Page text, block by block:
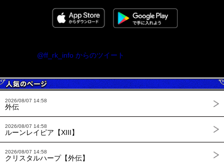
@ff_rk_info からのツイート
2026/08/07 14:58
外伝
2026/08/07 14:58
ルーンレイピア【XIII】
2026/08/07 14:58
クリスタルハープ【外伝】